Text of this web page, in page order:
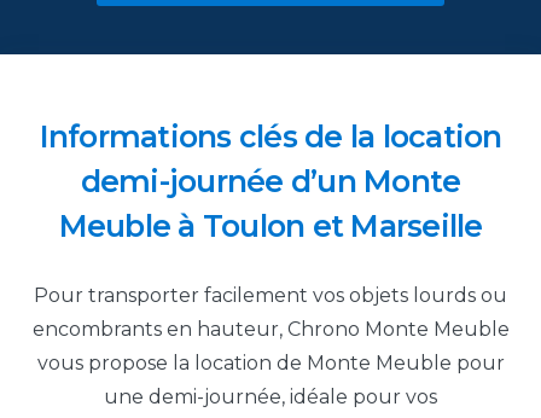
Informations clés de la location
demi-journée d’un Monte
Meuble à Toulon et Marseille
Pour transporter facilement vos objets lourds ou
encombrants en hauteur, Chrono Monte Meuble
vous propose la location de Monte Meuble pour
une demi-journée, idéale pour vos